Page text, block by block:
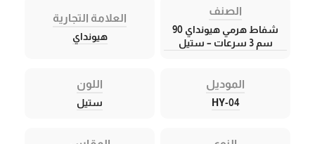
الصنف
شفاط هرمي هيونداي 90
سم 3 سرعات – ستيل
العلامة التجارية
هيونداي
الموديل
HY-04
اللون
ستيل